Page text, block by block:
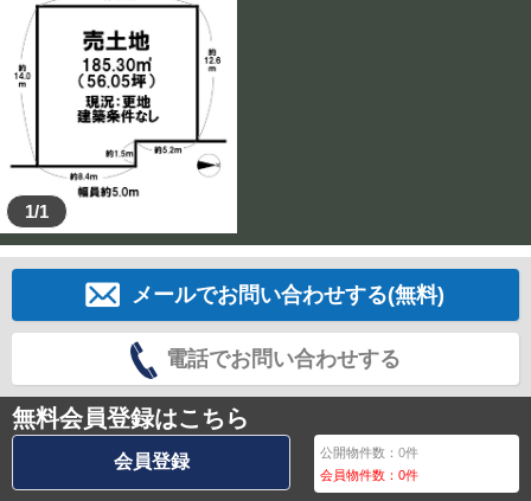
1/1
メールでお問い合わせする(無料)
電話でお問い合わせする
無料会員登録はこちら
会員登録 公開物件数：0件
会員物件数：0件